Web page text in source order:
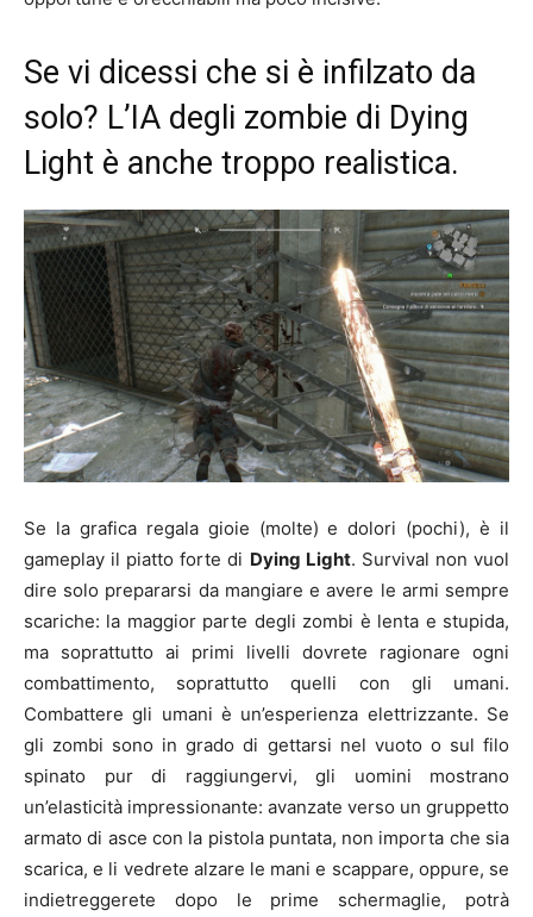
Se vi dicessi che si è infilzato da
solo? L’IA degli zombie di Dying
Light è anche troppo realistica.
Se la grafica regala gioie (molte) e dolori (pochi), è il
gameplay il piatto forte di Dying Light. Survival non vuol
dire solo prepararsi da mangiare e avere le armi sempre
scariche: la maggior parte degli zombi è lenta e stupida,
ma soprattutto ai primi livelli dovrete ragionare ogni
combattimento, soprattutto quelli con gli umani.
Combattere gli umani è un’esperienza elettrizzante. Se
gli zombi sono in grado di gettarsi nel vuoto o sul filo
spinato pur di raggiungervi, gli uomini mostrano
un’elasticità impressionante: avanzate verso un gruppetto
armato di asce con la pistola puntata, non importa che sia
scarica, e li vedrete alzare le mani e scappare, oppure, se
indietreggerete dopo le prime schermaglie, potrà